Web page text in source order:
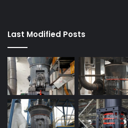
Last Modified Posts